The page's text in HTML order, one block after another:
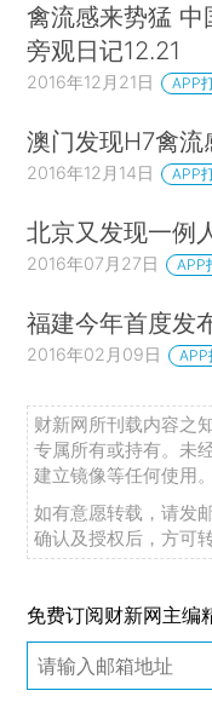
禽流感来势猛 中
旁观日记12.21
2016年12月21日 APP
澳门发现H7禽
2016年12月14日 APP
北京又发现一例
2016年07月27日 APP
福建今年首度发
2016年02月09日 APP
财新网所刊载内容之
专属所有或持有。未
建立镜像等任何使用。
如有意愿转载，请发
确认及授权后，方可转
免费订阅财新网主编